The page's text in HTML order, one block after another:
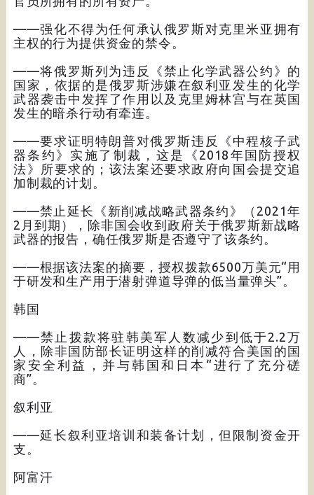
——强化不得为任何承认俄罗斯对克里米亚拥有
主权的行为提供资金的禁令。
——将俄罗斯列为违反《禁止化学武器公约》的
国家，依据的是俄罗斯涉嫌在叙利亚发生的化学
武器袭击中发挥了作用以及克里姆林宫与在英国
发生的暗杀行动有牵连。
——要求证明特朗普对俄罗斯违反《中程核子武
器条约》实施了制裁，这是《2018年国防授权
法》所要求的；该法案还要求政府向国会提交追
加制裁的计划。
——禁止延长《新削减战略武器条约》（2021年
2月到期），除非国会收到政府关于俄罗斯新战略
武器的报告，确任俄罗斯是否遵守了该条约。
——根据该法案的摘要，授权拨款6500万美元“用
于研发和生产用于潜射弹道导弹的低当量弹头”。
韩国
——禁止拨款将驻韩美军人数减少到低于2.2万
人，除非国防部长证明这样的削减符合美国的国
家安全利益，并与韩国和日本“进行了充分磋
商”。
叙利亚
——延长叙利亚培训和装备计划，但限制资金开
支。
阿富汗